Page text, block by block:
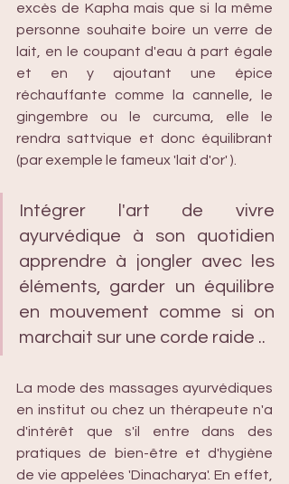
excès de Kapha mais que si la même
personne souhaite boire un verre de
lait, en le coupant d'eau à part égale
et en y ajoutant une épice
réchauffante comme la cannelle, le
gingembre ou le curcuma, elle le
rendra sattvique et donc équilibrant
(par exemple le fameux 'lait d'or' ).
Intégrer l'art de vivre
ayurvédique à son quotidien
apprendre à jongler avec les
éléments, garder un équilibre
en mouvement comme si on
marchait sur une corde raide ..
La mode des massages ayurvédiques
en institut ou chez un thérapeute n'a
d'intérêt que s'il entre dans des
pratiques de bien-être et d'hygiène
de vie appelées 'Dinacharya'. En effet,